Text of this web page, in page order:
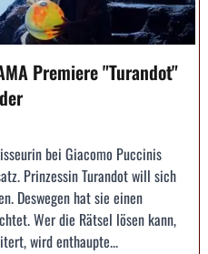
Premiere "Turandot"
bei Giacomo Puccinis
Prinzessin Turandot will sich
Deswegen hat sie einen
Wer die Rätsel lösen kann,
wird enthaupte...